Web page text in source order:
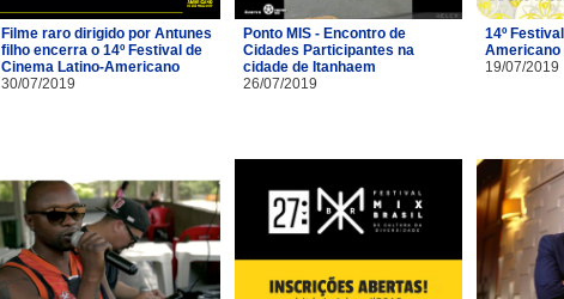
Filme raro dirigido por Antunes
filho encerra o 14º Festival de
Cinema Latino-Americano
30/07/2019
Ponto MIS - Encontro de
Cidades Participantes na
cidade de Itanhaem
26/07/2019
14º
Americano
19/07/2019